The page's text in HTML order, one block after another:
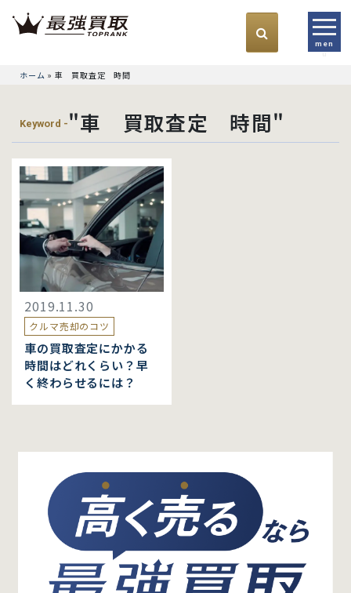
men
u
ホーム » 車 買取査定 時間
Keyword - "車 買取査定 時間"
2019.11.30
クルマ売却のコツ
車の買取査定にかかる
時間はどれくらい？早
く終わらせるには？